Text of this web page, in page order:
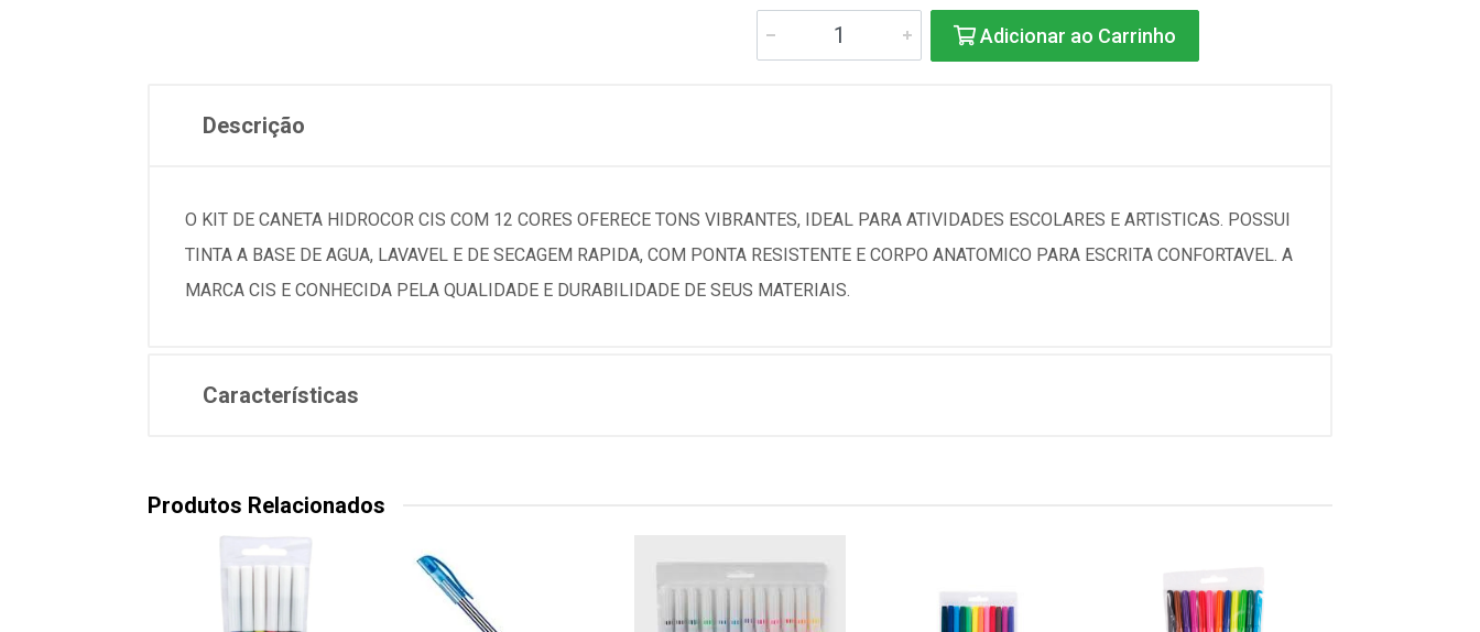
Adicionar ao Carrinho
Descrição
O KIT DE CANETA HIDROCOR CIS COM 12 CORES OFERECE TONS VIBRANTES, IDEAL PARA ATIVIDADES ESCOLARES E ARTISTICAS. POSSUI
TINTA A BASE DE AGUA, LAVAVEL E DE SECAGEM RAPIDA, COM PONTA RESISTENTE E CORPO ANATOMICO PARA ESCRITA CONFORTAVEL. A
MARCA CIS E CONHECIDA PELA QUALIDADE E DURABILIDADE DE SEUS MATERIAIS.
Características
Produtos Relacionados